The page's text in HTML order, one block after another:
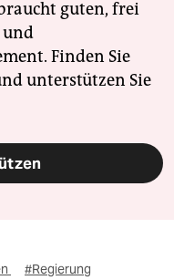
guten, frei
und
Finden Sie
unterstützen Sie
#Regierung